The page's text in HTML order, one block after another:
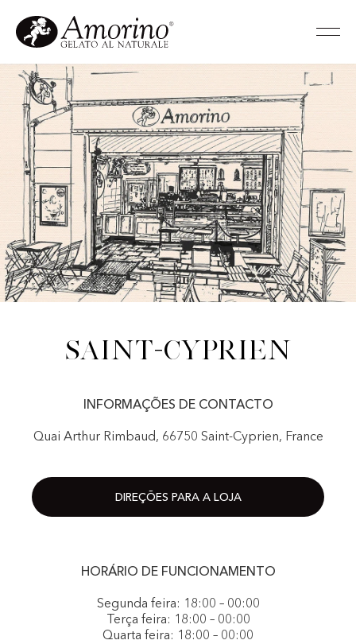
Saint-Cyprien
INFORMAÇÕES DE CONTACTO
Quai Arthur Rimbaud, 66750 Saint-Cyprien, France
DIREÇÕES PARA A LOJA
HORÁRIO DE FUNCIONAMENTO
Segunda feira: 18:00 – 00:00
Terça feira: 18:00 – 00:00
Quarta feira: 18:00 – 00:00